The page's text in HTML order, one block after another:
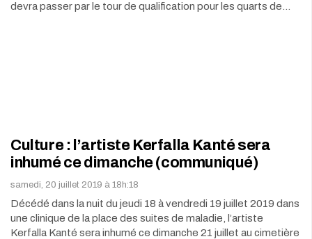
devra passer par le tour de qualification pour les quarts de…
Culture : l’artiste Kerfalla Kanté sera
inhumé ce dimanche (communiqué)
samedi, 20 juillet 2019 à 18h:18
Décédé dans la nuit du jeudi 18 à vendredi 19 juillet 2019 dans
une clinique de la place des suites de maladie, l’artiste
Kerfalla Kanté sera inhumé ce dimanche 21 juillet au cimetière